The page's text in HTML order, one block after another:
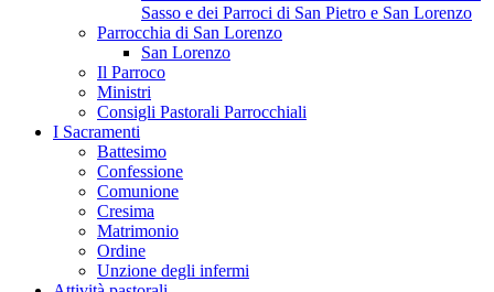
Sasso e dei Parroci di San Pietro e San Lorenzo
Parrocchia di San Lorenzo
San Lorenzo
Il Parroco
Ministri
Consigli Pastorali Parrocchiali
I Sacramenti
Battesimo
Confessione
Comunione
Cresima
Matrimonio
Ordine
Unzione degli infermi